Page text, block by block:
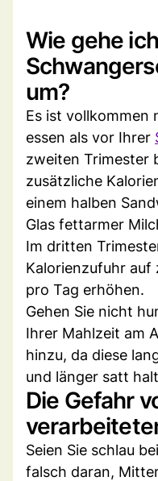
Wie gehe
um?
Es ist vollkommen
essen als vor Ihrer
zweiten Trimester
zusätzliche
einem halben
Glas fettarmer
Im dritten
Kalorienzufuhr auf
pro Tag erhöhen.
Gehen Sie nicht
Ihrer Mahlzeit am
hinzu, da diese
und länger satt
Die Gefahr
Seien Sie schlau
falsch daran,